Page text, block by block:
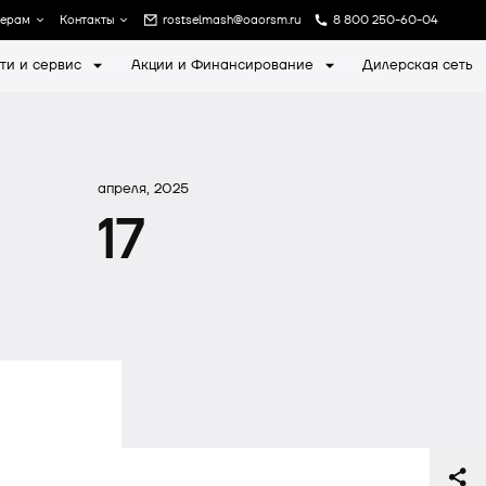
Контакты rostselmash@oaorsm.ru 8 800 250-60-04
и сервис Акции и Финансирование Дилерская сеть
апреля, 2025
17